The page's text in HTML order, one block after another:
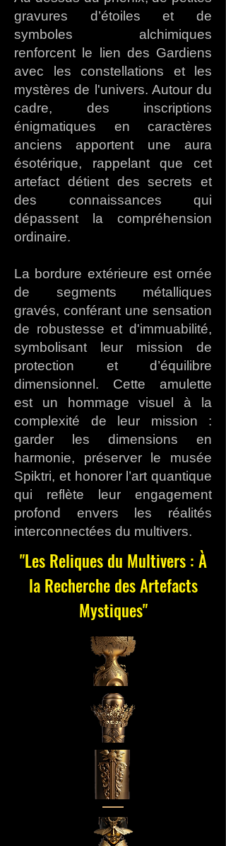
gravures d’étoiles et de
symboles alchimiques
renforcent le lien des Gardiens
avec les constellations et les
mystères de l'univers. Autour du
cadre, des inscriptions
énigmatiques en caractères
anciens apportent une aura
ésotérique, rappelant que cet
artefact détient des secrets et
des connaissances qui
dépassent la compréhension
ordinaire.
La bordure extérieure est ornée
de segments métalliques
gravés, conférant une sensation
de robustesse et d'immuabilité,
symbolisant leur mission de
protection et d’équilibre
dimensionnel. Cette amulette
est un hommage visuel à la
complexité de leur mission :
garder les dimensions en
harmonie, préserver le musée
Spiktri, et honorer l’art quantique
qui reflète leur engagement
profond envers les réalités
interconnectées du multivers.
"Les Reliques du Multivers : À
la Recherche des Artefacts
Mystiques"